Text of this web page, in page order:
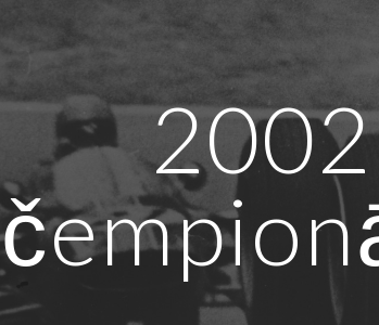
Skip to main content